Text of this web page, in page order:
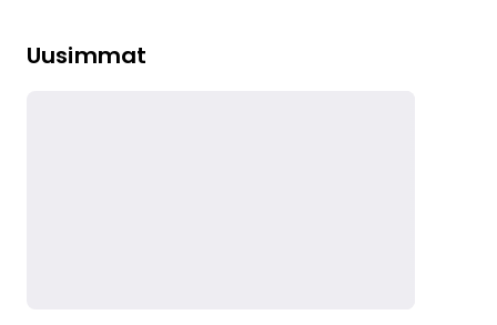
Uusimmat